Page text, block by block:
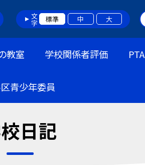
文字 標準 中 大
教室 学校関係者評価 PTA
青少年委員
日記